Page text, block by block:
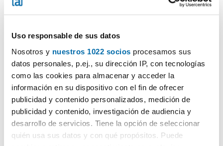
Uso responsable de sus datos
Nosotros y nuestros 1022 socios procesamos sus
datos personales, p.ej., su dirección IP, con tecnologías
como las cookies para almacenar y acceder la
información en su dispositivo con el fin de ofrecer
publicidad y contenido personalizados, medición de
publicidad y contenido, investigación de audiencia y
desarrollo de servicios. Tiene la opción de seleccionar
quién usa sus datos y con qué propósitos. Puede
2.800€
87m 2 Loc. 1 Bagno
Roine, Segur De Calafell, Calafell
Chiama
Contatta
DESTACADO